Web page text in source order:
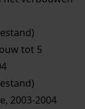
tot 5
2003-2004